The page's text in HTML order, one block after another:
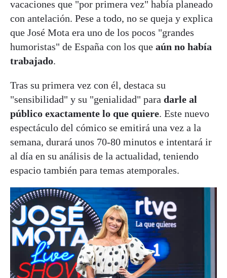
vacaciones que "por primera vez" había planeado
con antelación. Pese a todo, no se queja y explica
que José Mota era uno de los pocos "grandes
humoristas" de España con los que aún no había
trabajado.
Tras su primera vez con él, destaca su
"sensibilidad" y su "genialidad" para darle al
público exactamente lo que quiere. Este nuevo
espectáculo del cómico se emitirá una vez a la
semana, durará unos 70-80 minutos e intentará ir
al día en su análisis de la actualidad, teniendo
espacio también para temas atemporales.